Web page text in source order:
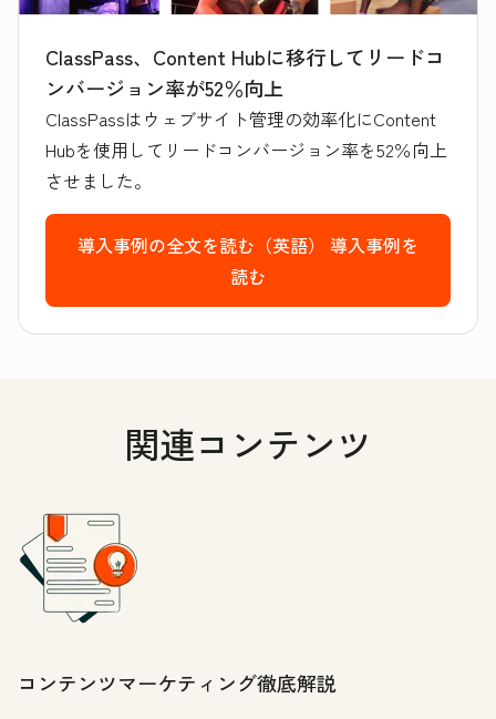
ClassPass、Content Hubに移行してリードコ
ンバージョン率が52％向上
ClassPassはウェブサイト管理の効率化にContent
Hubを使用してリードコンバージョン率を52％向上
させました。
導入事例の全文を読む（英語） 導入事例を
読む
関連コンテンツ
コンテンツマーケティング徹底解説